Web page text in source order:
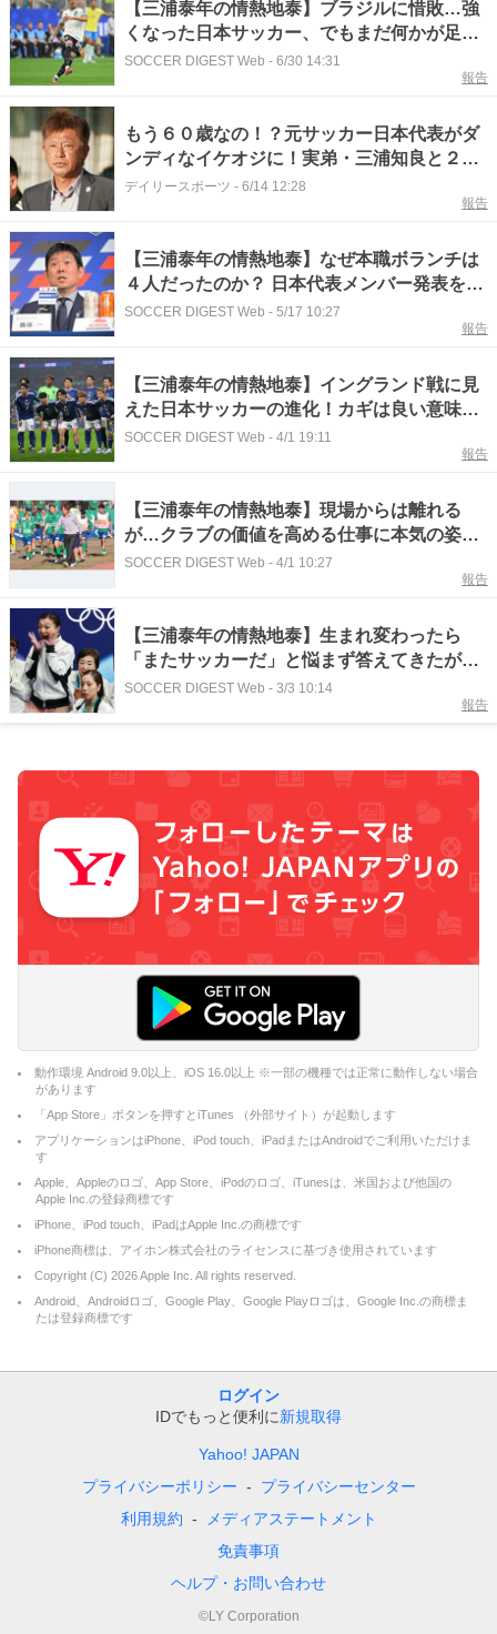
【三浦泰年の情熱地泰】ブラジルに惜敗…強
くなった日本サッカー、でもまだ何かが足り
ない
SOCCER DIGEST Web - 6/30 14:31
報告
もう６０歳なの！？元サッカー日本代表がダ
ンディなイケオジに！実弟・三浦知良と２シ
ョットに反響「カズ＆ヤス！」「最高です」
デイリースポーツ - 6/14 12:28
報告
【三浦泰年の情熱地泰】なぜ本職ボランチは
４人だったのか？ 日本代表メンバー発表を見
て感じたこと
SOCCER DIGEST Web - 5/17 10:27
報告
【三浦泰年の情熱地泰】イングランド戦に見
えた日本サッカーの進化！カギは良い意味で
の“裏切り”
SOCCER DIGEST Web - 4/1 19:11
報告
【三浦泰年の情熱地泰】現場からは離れる
が…クラブの価値を高める仕事に本気の姿勢
で取り組んでいく！
SOCCER DIGEST Web - 4/1 10:27
報告
【三浦泰年の情熱地泰】生まれ変わったら
「またサッカーだ」と悩まず答えてきたが…
SOCCER DIGEST Web - 3/3 10:14
報告
動作環境 Android 9.0以上、iOS 16.0以上 ※一部の機種では正常に動作しない場合
があります
「App Store」ボタンを押すとiTunes （外部サイト）が起動します
アプリケーションはiPhone、iPod touch、iPadまたはAndroidでご利用いただけま
す
Apple、Appleのロゴ、App Store、iPodのロゴ、iTunesは、米国および他国の
Apple Inc.の登録商標です
iPhone、iPod touch、iPadはApple Inc.の商標です
iPhone商標は、アイホン株式会社のライセンスに基づき使用されています
Copyright (C) 2026Apple Inc. All rights reserved.
Android、Androidロゴ、Google Play、Google Playロゴは、Google Inc.の商標ま
たは登録商標です
ログイン
IDでもっと便利に新規取得
Yahoo! JAPAN
プライバシーポリシー
プライバシーセンター
利用規約
メディアステートメント
免責事項
ヘルプ・お問い合わせ
©LY Corporation